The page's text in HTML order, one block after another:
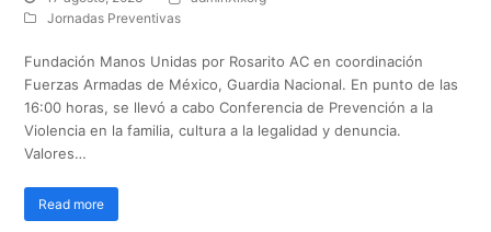
Jornadas Preventivas
Fundación Manos Unidas por Rosarito AC en coordinación
Fuerzas Armadas de México, Guardia Nacional. En punto de las
16:00 horas, se llevó a cabo Conferencia de Prevención a la
Violencia en la familia, cultura a la legalidad y denuncia.
Valores…
Read more